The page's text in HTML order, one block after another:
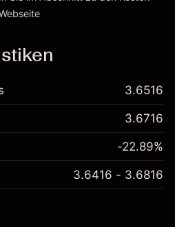
3.6516
3.6716
-22.89%
3.6416 - 3.6816